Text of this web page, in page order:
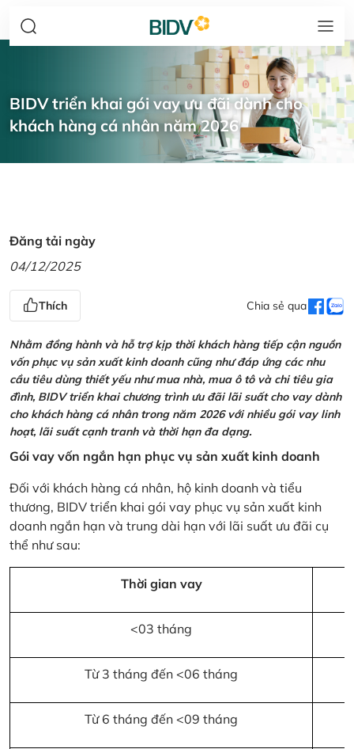
BIDV triển khai gói vay ưu đãi dành cho
khách hàng cá nhân năm 2026
Đăng tải ngày
04/12/2025
Thích Chia sẻ qua
Nhằm đồng hành và hỗ trợ kịp thời khách hàng tiếp cận nguồn
vốn phục vụ sản xuất kinh doanh cũng như đáp ứng các nhu
cầu tiêu dùng thiết yếu như mua nhà, mua ô tô và chi tiêu gia
đình, BIDV triển khai chương trình ưu đãi lãi suất cho vay dành
cho khách hàng cá nhân trong năm 2026 với nhiều gói vay linh
hoạt, lãi suất cạnh tranh và thời hạn đa dạng.
Gói vay vốn ngắn hạn phục vụ sản xuất kinh doanh
Đối với khách hàng cá nhân, hộ kinh doanh và tiểu
thương, BIDV triển khai gói vay phục vụ sản xuất kinh
doanh ngắn hạn và trung dài hạn với lãi suất ưu đãi cụ
thể như sau:
Thời gian vay
<03 tháng
Từ 3 tháng đến <06 tháng
Từ 6 tháng đến <09 tháng